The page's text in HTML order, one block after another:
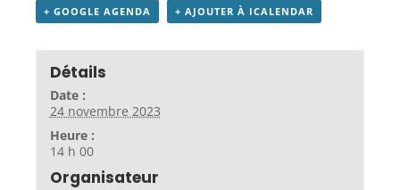
+ GOOGLE AGENDA + AJOUTER À ICALENDAR
Détails
Date :
24 novembre 2023
Heure :
14 h 00
Organisateur